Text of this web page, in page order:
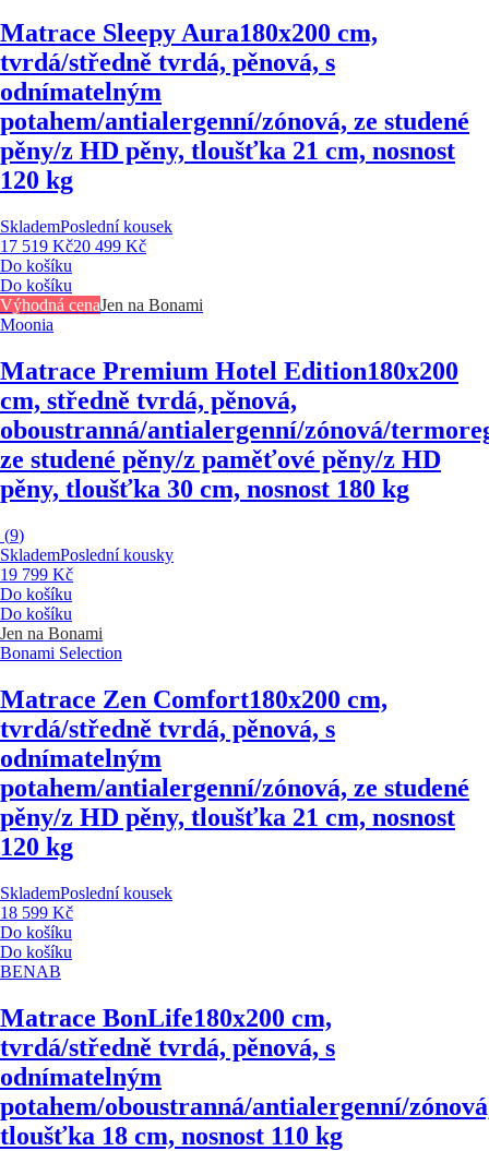
Matrace Sleepy Aura180x200 cm,
tvrdá/středně tvrdá, pěnová, s
odnímatelným
potahem/antialergenní/zónová, ze studené
pěny/z HD pěny, tloušťka 21 cm, nosnost
120 kg
SklademPoslední kousek
17 519 Kč20 499 Kč
Do košíku
Do košíku
Výhodná cenaJen na Bonami
Moonia
Matrace Premium Hotel Edition180x200
cm, středně tvrdá, pěnová,
oboustranná/antialergenní/zónová/
ze studené pěny/z paměťové pěny/z HD
pěny, tloušťka 30 cm, nosnost 180 kg
(9)
SklademPoslední kousky
19 799 Kč
Do košíku
Do košíku
Jen na Bonami
Bonami Selection
Matrace Zen Comfort180x200 cm,
tvrdá/středně tvrdá, pěnová, s
odnímatelným
potahem/antialergenní/zónová, ze studené
pěny/z HD pěny, tloušťka 21 cm, nosnost
120 kg
SklademPoslední kousek
18 599 Kč
Do košíku
Do košíku
BENAB
Matrace BonLife180x200 cm,
tvrdá/středně tvrdá, pěnová, s
odnímatelným
potahem/oboustranná/antialergenní/
tloušťka 18 cm, nosnost 110 kg